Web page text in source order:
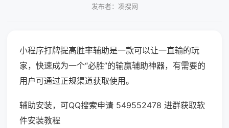
发布者：凑搜网
小程序打牌提高胜率辅助是一款可以让一直输的玩
家，快速成为一个“必胜”的输赢辅助神器，有需要的
用户可通过正规渠道获取使用。
辅助安装，可QQ搜索申请 549552478 进群获取软
件安装教程